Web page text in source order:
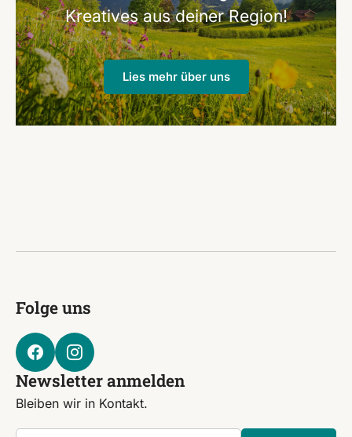
Kreatives aus deiner Region!
Lies mehr über uns
Folge uns
Newsletter anmelden
Bleiben wir in Kontakt.